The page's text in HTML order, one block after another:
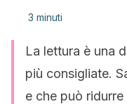
3 minuti
La lettura è una
più consigliate.
e che può